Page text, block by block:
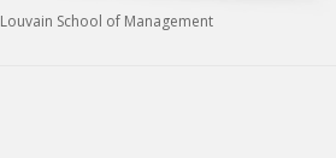
Louvain School of Management